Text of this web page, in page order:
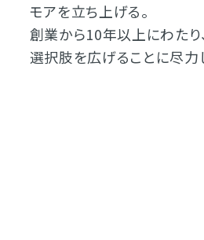
モアを立ち上げる。
創業から10年以上にわたり
選択肢を広げることに尽力